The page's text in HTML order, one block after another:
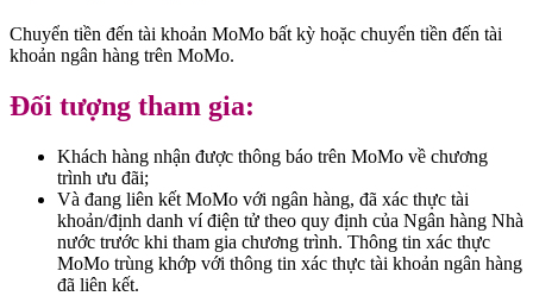
Chuyển tiền đến tài khoản MoMo bất kỳ hoặc chuyển tiền đến tài
khoản ngân hàng trên MoMo.
Đối tượng tham gia:
Khách hàng nhận được thông báo trên MoMo về chương
trình ưu đãi;
Và đang liên kết MoMo với ngân hàng, đã xác thực tài
khoản/định danh ví điện tử theo quy định của Ngân hàng Nhà
nước trước khi tham gia chương trình. Thông tin xác thực
MoMo trùng khớp với thông tin xác thực tài khoản ngân hàng
đã liên kết.